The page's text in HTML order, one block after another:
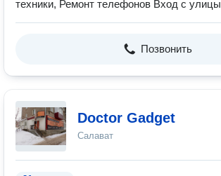
техники, Ремонт телефонов Вход с улицы
Позвонить
Doctor Gadget
Салават